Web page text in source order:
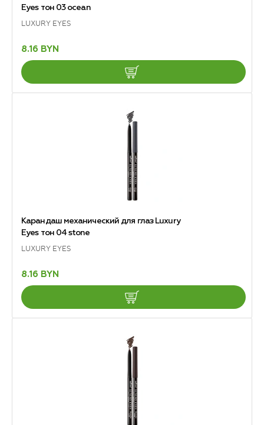
Eyes тон 03 ocean
LUXURY EYES
8.16 BYN
Карандаш механический для глаз Luxury
Eyes тон 04 stone
LUXURY EYES
8.16 BYN